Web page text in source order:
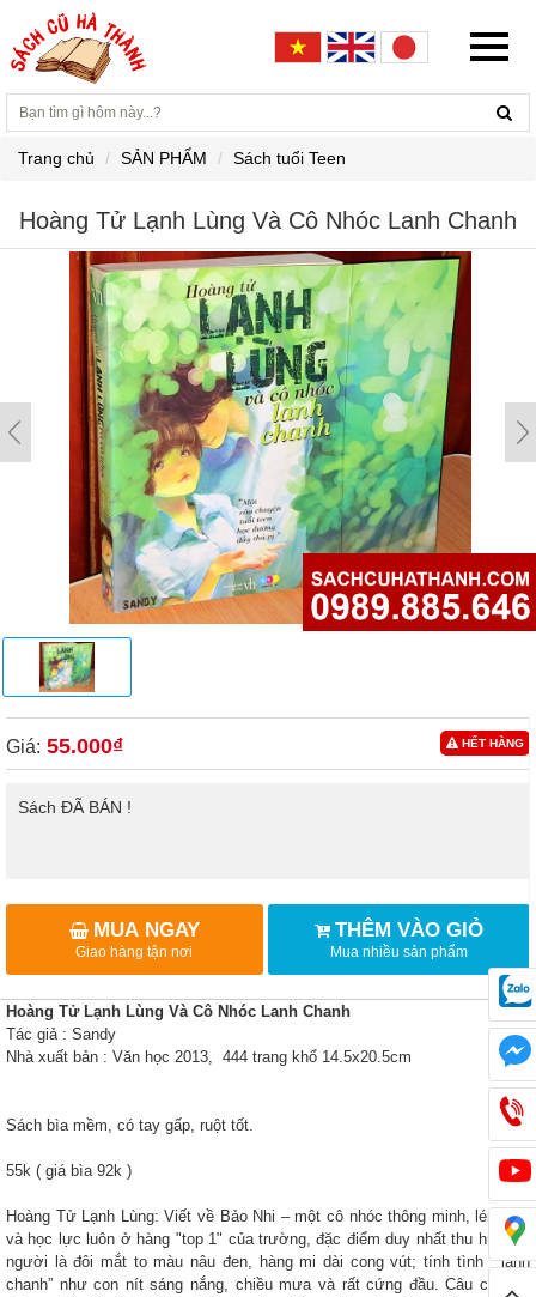
Trang chủ SẢN PHẨM Sách tuổi Teen
Hoàng Tử Lạnh Lùng Và Cô Nhóc Lanh Chanh
HẾT HÀNG
Giá: 55.000₫
Sách ĐÃ BÁN !
MUA NGAY
Giao hàng tận nơi
THÊM VÀO GIỎ
Mua nhiều sản phẩm
Hoàng Tử Lạnh Lùng Và Cô Nhóc Lanh Chanh
Tác giả : Sandy
Nhà xuất bản : Văn học 2013, 444 trang khổ 14.5x20.5cm
Sách bìa mềm, có tay gấp, ruột tốt.
55k ( giá bìa 92k )
Hoàng Tử Lạnh Lùng: Viết về Bảo Nhi – một cô nhóc thông minh, lém lỉnh
và học lực luôn ở hàng "top 1" của trường, đặc điểm duy nhất thu hút mọi
người là đôi mắt to màu nâu đen, hàng mi dài cong vút; tính tình “lanh
chanh” như con nít sáng nắng, chiều mưa và rất cứng đầu. Câu chuyện